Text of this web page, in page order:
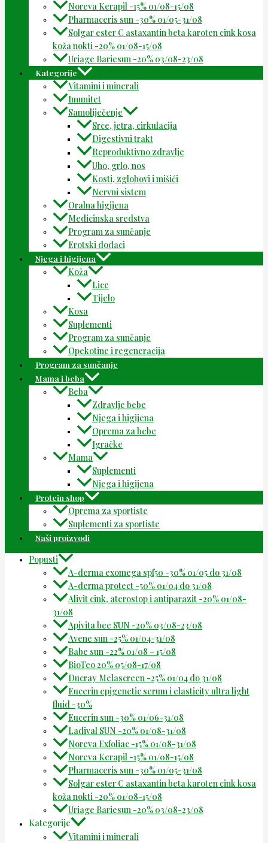
Noreva Kerapil -15% 01/08-15/08
Pharmaceris sun -30% 01/05-31/08
Solgar ester C astaxantin beta karoten cink kosa
koža nokti -20% 01/08-15/08
Uriage Bariesun -20% 03/08-23/08
Kategorije
Vitamini i minerali
Imunitet
Samoliječenje
Srce, jetra, cirkulacija
Digestivni trakt
Reproduktivno zdravlje
Uho, grlo, nos
Kosti, zglobovi i mišići
Nervni sistem
Oralna higijena
Medicinska sredstva
Program za sunčanje
Erotski dodaci
Njega i higijena
Koža
Lice
Tijelo
Kosa
Suplementi
Program za sunčanje
Opekotine i regeneracija
Program za sunčanje
Mama i beba
Beba
Zdravlje bebe
Njega i higijena
Oprema za bebe
Igračke
Mama
Suplementi
Njega i higijena
Protein shop
Oprema za sportiste
Suplementi za sportiste
Naši proizvodi
Popusti
A-derma exomega spf50 -30% 01/05 do 31/08
A-derma protect -50% 01/04 do 31/08
Alivit cink, aterostop i antiparazit -20% 01/08-
31/08
Apivita bee SUN -20% 03/08-23/08
Avene sun -25% 01/04-31/08
Babe sun -22% 01/08 – 15/08
BioTeo 20% 05/08-17/08
Ducray Melascreen -25% 01/04 do 31/08
Eucerin epigenetic serum i elasticity ultra light
fluid -30%
Eucerin sun -30% 01/06-31/08
Ladival SUN -20% 01/08-31/08
Noreva Exfoliac -15% 01/08-31/08
Noreva Kerapil -15% 01/08-15/08
Pharmaceris sun -30% 01/05-31/08
Solgar ester C astaxantin beta karoten cink kosa
koža nokti -20% 01/08-15/08
Uriage Bariesun -20% 03/08-23/08
Kategorije
Vitamini i minerali